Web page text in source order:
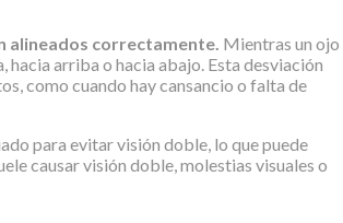
alineados correctamente. Mientras un ojo
arriba o hacia abajo. Esta desviación
como cuando hay cansancio o falta de
para evitar visión doble, lo que puede
causar visión doble, molestias visuales o